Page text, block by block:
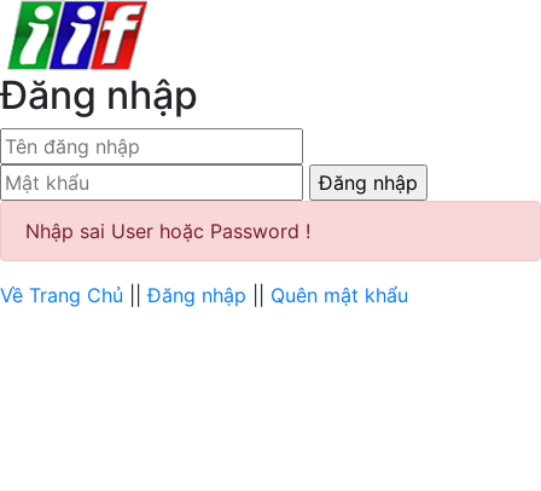
Đăng nhập
Nhập sai User hoặc Password !
Về Trang Chủ ||Đăng nhập Quên mật khẩu